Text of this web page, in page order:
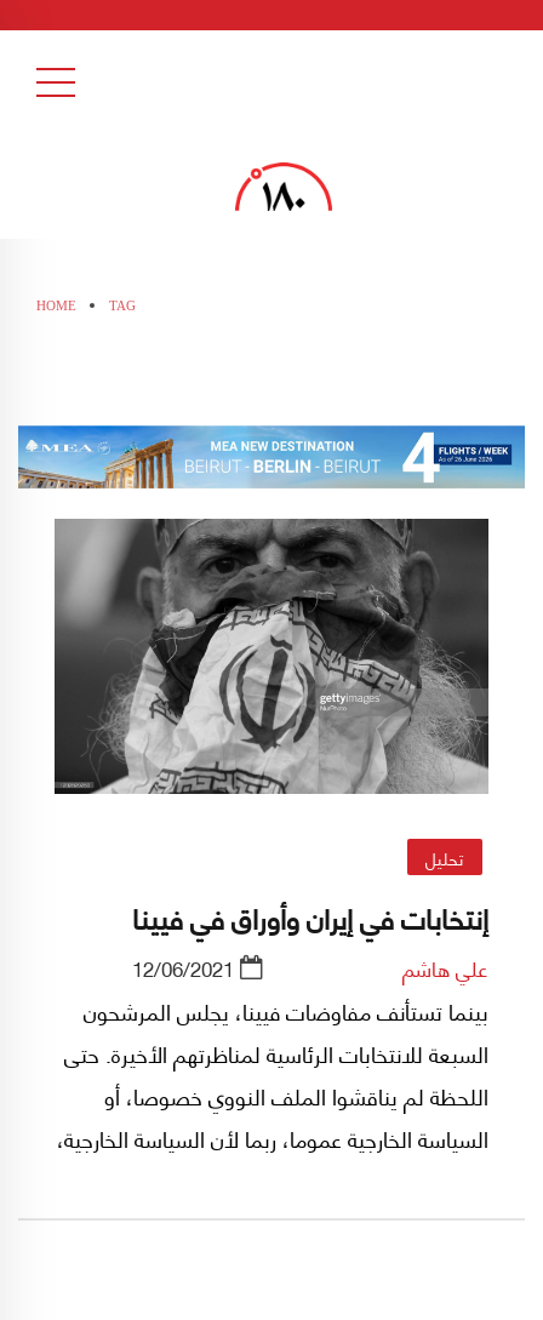
HOME TAG
تحليل
إنتخابات في إيران وأوراق في فيينا
علي هاشم 12/06/2021
بينما تستأنف مفاوضات فيينا، يجلس المرشحون
السبعة للانتخابات الرئاسية لمناظرتهم الأخيرة. حتى
اللحظة لم يناقشوا الملف النووي خصوصا، أو
السياسة الخارجية عموما، ربما لأن السياسة الخارجية،
هي عملية تنفيذية بالنسبة للوزارة والحكومة عندما